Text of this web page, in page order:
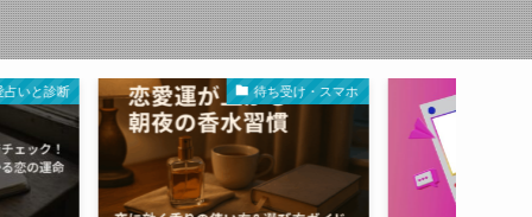
待ち受け・スマホ 成功体験・SNS事例